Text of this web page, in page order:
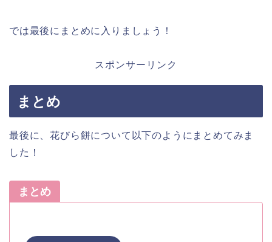
では最後にまとめに入りましょう！
スポンサーリンク
まとめ
最後に、花びら餅について以下のようにまとめてみま
した！
まとめ